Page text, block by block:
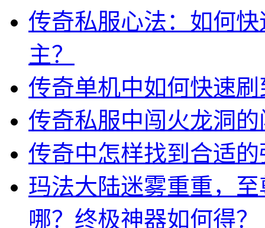
传奇私服心法：如何
主？
传奇单机中如何快速
传奇私服中闯火龙洞
传奇中怎样找到合适
玛法大陆迷雾重重，
哪？终极神器如何得？